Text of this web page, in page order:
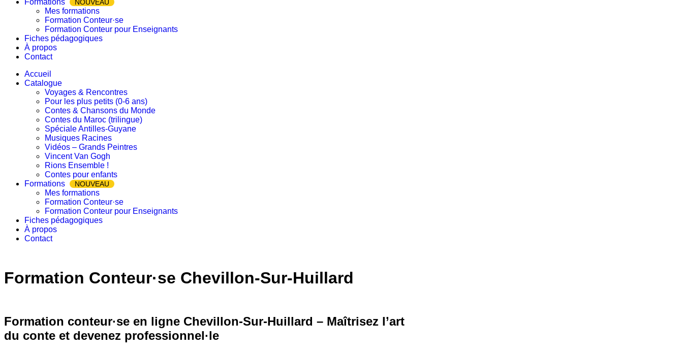
Formations NOUVEAU
Mes formations
Formation Conteur·se
Formation Conteur pour Enseignants
Fiches pédagogiques
À propos
Contact
Accueil
Catalogue
Voyages & Rencontres
Pour les plus petits (0-6 ans)
Contes & Chansons du Monde
Contes du Maroc (trilingue)
Spéciale Antilles-Guyane
Musiques Racines
Vidéos – Grands Peintres
Vincent Van Gogh
Rions Ensemble !
Contes pour enfants
Formations
NOUVEAU
Mes formations
Formation Conteur·se
Formation Conteur pour Enseignants
Fiches pédagogiques
À propos
Contact
Formation Conteur·se Chevillon-Sur-Huillard
Formation conteur·se en ligne Chevillon-Sur-Huillard – Maîtrisez l’art
du conte et devenez professionnel·le